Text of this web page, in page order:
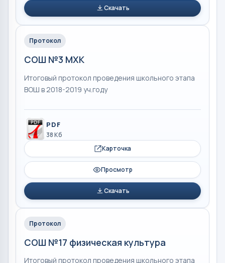
Скачать
Протокол
СОШ №3 МХК
Итоговый протокол проведения школьного этапа
ВОШ в 2018-2019 уч.году
PDF
38 Кб
Карточка
Просмотр
Скачать
Протокол
СОШ №17 физическая культура
Итоговый протокол проведения школьного этапа